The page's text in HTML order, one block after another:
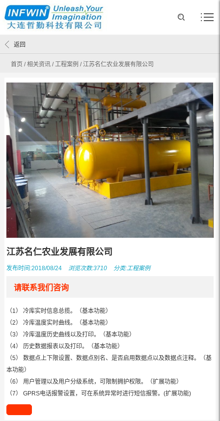
首页 /相关资讯 /工程案例 /江苏名仁农业发展有限公司
返回
江苏名仁农业发展有限公司
发布时间:2018/08/24 浏览次数:3710 分类: 工程案例
请联系我们咨询
（1） 冷库实时信息总揽。（基本功能）
（2） 冷库温度实时曲线。（基本功能）
（3） 冷库温度历史曲线以及打印。（基本功能）
（4） 历史数据报表以及打印。（基本功能）
（5） 数据点上下限设置、数据点别名、是否启用数据点以及数据点注释。（基
本功能）
（6） 用户管理以及用户分级系统，可限制拥护权限。（扩展功能）
（7） GPRS电话报警设置，可在系统异常时进行短信报警。(扩展功能)